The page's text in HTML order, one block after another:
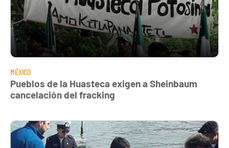
MÉXICO
Pueblos de la Huasteca exigen a Sheinbaum
cancelación del fracking